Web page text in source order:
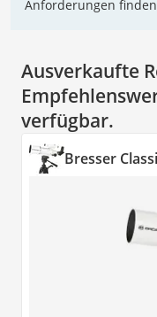
Anforderungen
Ausverkaufte
verfügbar.
Bresser